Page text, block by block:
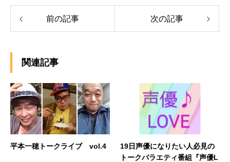
前の記事 次の記事
関連記事
平本一穂トークライブ vol.4
19日声優になりたい人必見の
トークバラエティ番組『声優L